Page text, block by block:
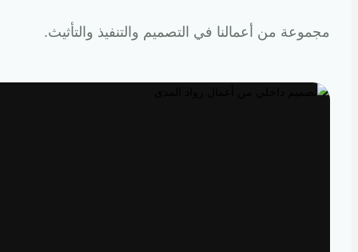
من أعمالنا في التصميم والتنفيذ والتأثيث.